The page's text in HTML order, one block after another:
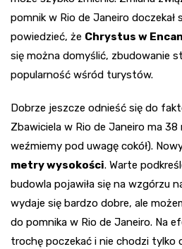
pomnik w Rio de Janeiro doczekał
powiedzieć, że Chrystus w
się można domyślić, zbudowanie
popularność wśród turystów.
Dobrze jeszcze odnieść się do
Zbawiciela w Rio de Janeiro ma
weźmiemy pod uwagę cokół).
metry wysokości. Warte
budowla pojawiła się na wzgórzu
wydaje się bardzo dobre, ale
do pomnika w Rio de Janeiro. Na
trochę poczekać i nie chodzi tylko